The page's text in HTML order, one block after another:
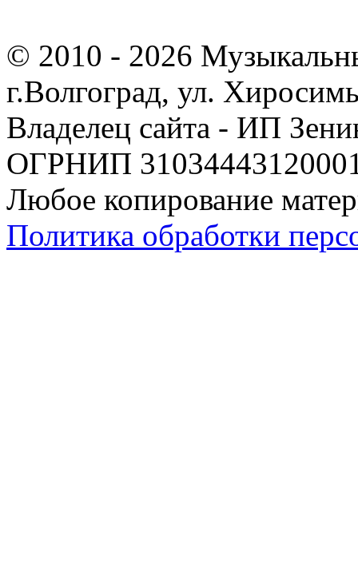
© 2010 - 2026
г.Волгоград, ул.
Владелец сайта - ИП
ОГРНИП
Любое копирование
Политика обработки